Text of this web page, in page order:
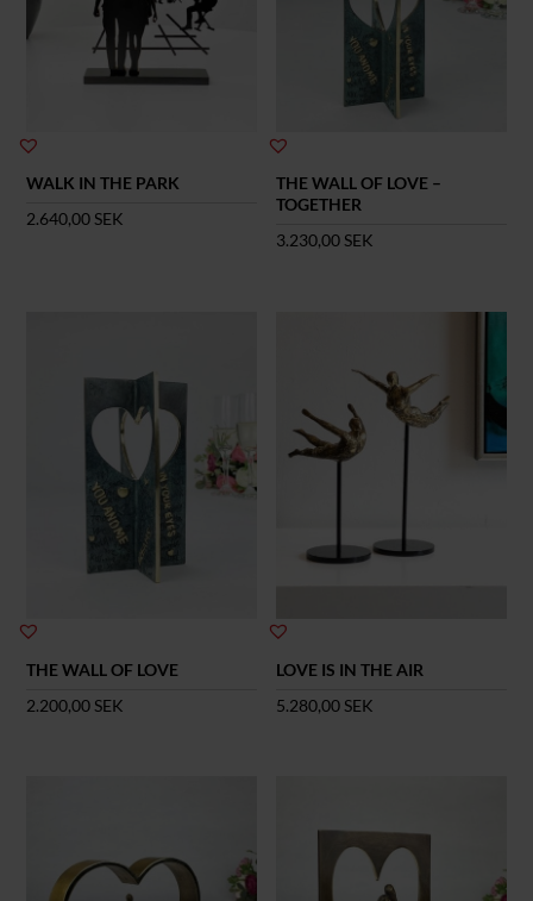
WALK IN THE PARK
2.640,00 SEK
THE WALL OF LOVE –
TOGETHER
3.230,00 SEK
THE WALL OF LOVE
2.200,00 SEK
LOVE IS IN THE AIR
5.280,00 SEK